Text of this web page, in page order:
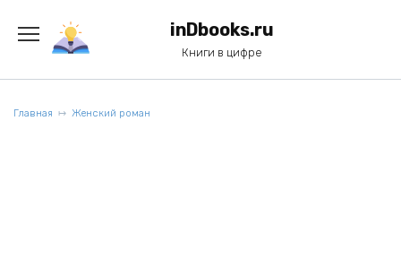
содержанию
inDbooks.ru
Книги в цифре
Главная Женский роман